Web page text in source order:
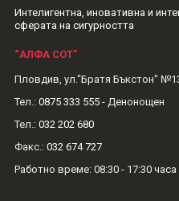
Интелигентна, иновативна и
сферата на сигурността
“АЛФА СОТ”
Пловдив, ул."Братя Бъкстон"
Тел.: 0875 333 555- Денонощен
Тел.: 032 202 680
Факс.: 032 674 727
Рабoтно време: 08:30 - 17:30 часа